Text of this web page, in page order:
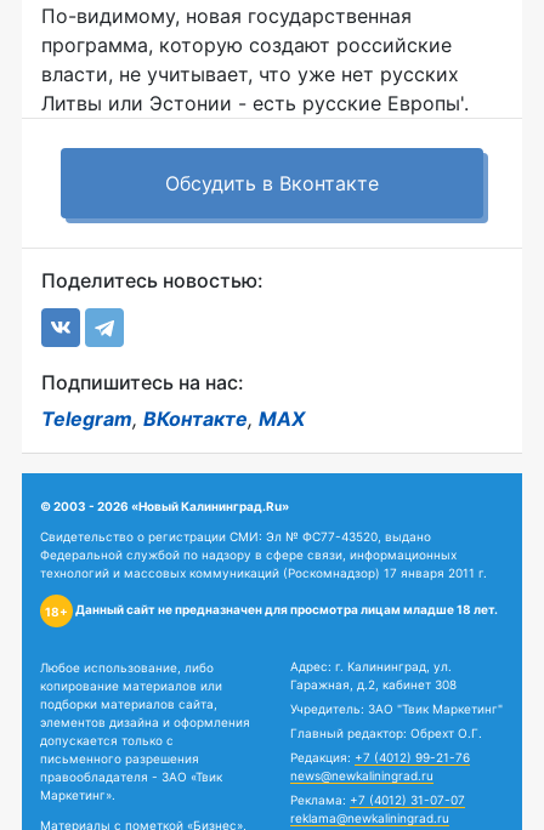
По-видимому, новая государственная
программа, которую создают российские
власти, не учитывает, что уже нет русских
Литвы или Эстонии - есть русские Европы'.
Обсудить в Вконтакте
Поделитесь новостью:
Подпишитесь на нас:
Telegram, ВКонтакте, MAX
© 2003 - 2026 «Новый Калининград.Ru»
Свидетельство о регистрации СМИ: Эл № ФС77-43520, выдано
Федеральной службой по надзору в сфере связи, информационных
технологий и массовых коммуникаций (Роскомнадзор) 17 января 2011 г.
18+ Данный сайт не предназначен для просмотра лицам младше 18 лет.
Любое использование, либо
копирование материалов или
подборки материалов сайта,
элементов дизайна и оформления
допускается только с
письменного разрешения
правообладателя - ЗАО «Твик
Маркетинг».
Материалы с пометкой «Бизнес»,
Адрес: г. Калининград, ул.
Гаражная, д.2, кабинет 308
Учредитель: ЗАО "Твик Маркетинг"
Главный редактор: Обрехт О.Г.
Редакция: +7 (4012) 99-21-76
news@newkaliningrad.ru
Реклама: +7 (4012) 31-07-07
reklama@newkaliningrad.ru